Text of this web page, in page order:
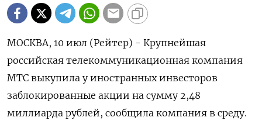
МОСКВА, 10 июл (Рейтер) - Крупнейшая
российская телекоммуникационная компания
МТС выкупила у иностранных инвесторов
заблокированные акции на сумму 2,48
миллиарда рублей, сообщила компания в среду.